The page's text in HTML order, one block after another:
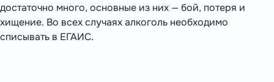
достаточно много, основные из них — бой, потеря и
хищение. Во всех случаях алкоголь необходимо
списывать в ЕГАИС.